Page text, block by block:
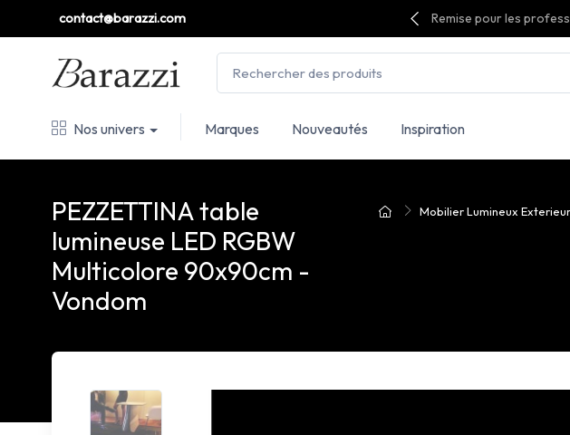
contact@barazzi.com Remise pour les
Nos univers Marques Nouveautés Inspiration
Mobilier Lumineux
PEZZETTINA table
lumineuse LED RGBW
Multicolore 90x90cm -
Vondom